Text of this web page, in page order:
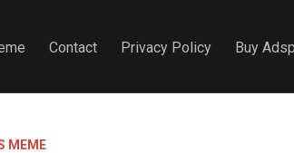
Contact Privacy Policy Buy
MEME